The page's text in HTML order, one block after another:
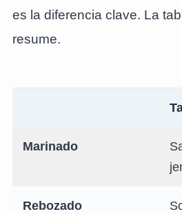
es la diferencia clave. La
resume.
Marinado
Rebozado